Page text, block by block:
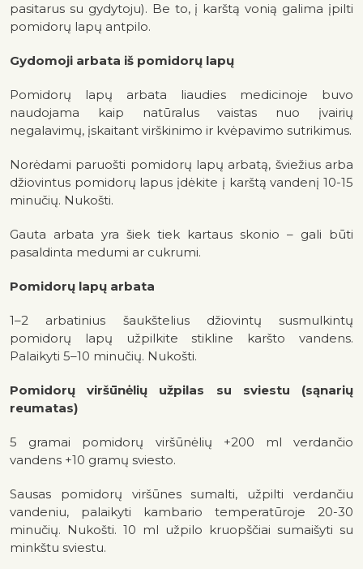
pasitarus su gydytoju). Be to, į karštą vonią galima įpilti
pomidorų lapų antpilo.
Gydomoji arbata iš pomidorų lapų
Pomidorų lapų arbata liaudies medicinoje buvo
naudojama kaip natūralus vaistas nuo įvairių
negalavimų, įskaitant virškinimo ir kvėpavimo sutrikimus.
Norėdami paruošti pomidorų lapų arbatą, šviežius arba
džiovintus pomidorų lapus įdėkite į karštą vandenį 10-15
minučių. Nukošti.
Gauta arbata yra šiek tiek kartaus skonio – gali būti
pasaldinta medumi ar cukrumi.
Pomidorų lapų arbata
1–2 arbatinius šaukštelius džiovintų susmulkintų
pomidorų lapų užpilkite stikline karšto vandens.
Palaikyti 5–10 minučių. Nukošti.
Pomidorų viršūnėlių užpilas su sviestu (sąnarių
reumatas)
5 gramai pomidorų viršūnėlių +200 ml verdančio
vandens +10 gramų sviesto.
Sausas pomidorų viršūnes sumalti, užpilti verdančiu
vandeniu, palaikyti kambario temperatūroje 20-30
minučių. Nukošti. 10 ml užpilo kruopščiai sumaišyti su
minkštu sviestu.